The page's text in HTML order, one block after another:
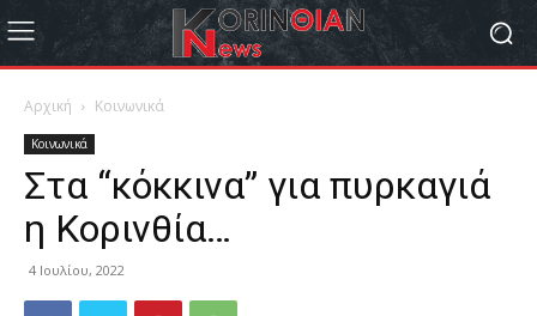
Αρχική Κοινωνικά
Κοινωνικά
Στα “κόκκινα” για πυρκαγιά
η Κορινθία…
4 Ιουλίου, 2022